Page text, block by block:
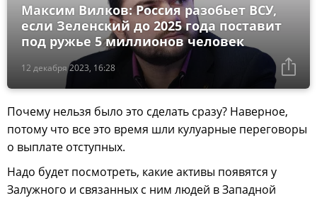
12 декабря 2023, 16:28
Максим Вилков: Россия разобьет ВСУ,
если Зеленский до 2025 года поставит
под ружье 5 миллионов человек
Почему нельзя было это сделать сразу? Наверное,
потому что все это время шли кулуарные переговоры
о выплате отступных.
Надо будет посмотреть, какие активы появятся у
Залужного и связанных с ним людей в Западной